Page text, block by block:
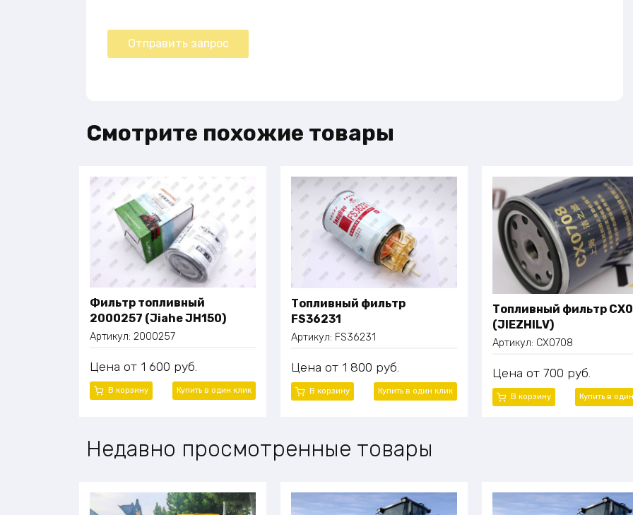
Смотрите похожие товары
Фильтр топливный
2000257 (Jiahe JH150)
Артикул: 2000257
Цена 1 600 руб.
В корзину Купить в один клик
Топливный фильтр
FS36231
Артикул: FS36231
Цена 1 800 руб.
В корзину Купить в один клик
Топливный фильтр
(JIEZHILV)
Артикул: CX0708
Цена 700 руб.
В корзину Купить в
Недавно просмотренные товары